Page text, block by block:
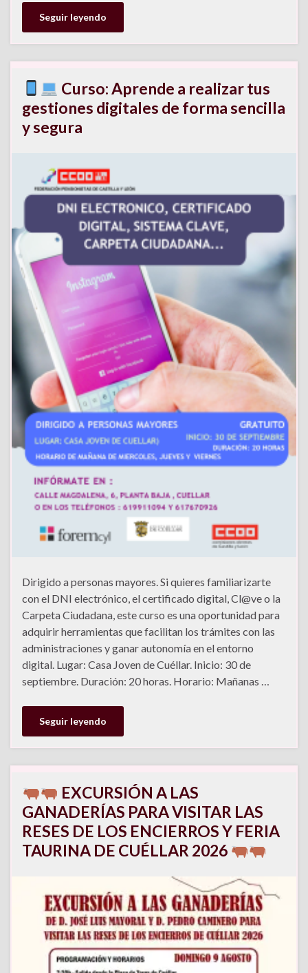
Seguir leyendo
Curso: Aprende a realizar tus
gestiones digitales de forma sencilla
y segura
Dirigido a personas mayores. Si quieres familiarizarte
con el DNI electrónico, el certificado digital, Cl@ve o la
Carpeta Ciudadana, este curso es una oportunidad para
adquirir herramientas que facilitan los trámites con las
administraciones y ganar autonomía en el entorno
digital. Lugar: Casa Joven de Cuéllar. Inicio: 30 de
septiembre. Duración: 20 horas. Horario: Mañanas …
Seguir leyendo
EXCURSIÓN A LAS
GANADERÍAS PARA VISITAR LAS
RESES DE LOS ENCIERROS Y FERIA
TAURINA DE CUÉLLAR 2026